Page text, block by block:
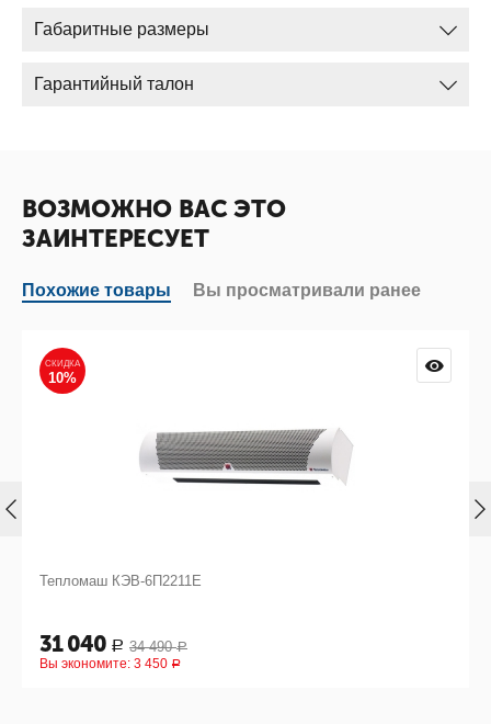
Габаритные размеры
Гарантийный талон
ВОЗМОЖНО ВАС ЭТО
ЗАИНТЕРЕСУЕТ
Похожие товары Вы просматривали ранее
СКИДКА
10%
Тепломаш КЭВ-6П2211Е
31 040 Р 34 490 Р
Вы экономите: 3 450 Р